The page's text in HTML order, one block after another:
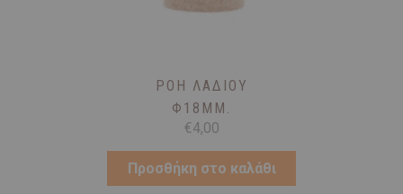
ΡΟΉ ΛΑΔΙΟΎ
Φ18MM.
€4,00
Προσθήκη στο καλάθι